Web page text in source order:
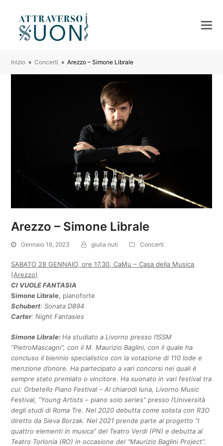
Inizio » Concerti » Arezzo – Simone Librale
Arezzo – Simone Librale
Gennaio 16, 2023 giulia nuti Concerti
SABATO 28 GENNAIO, ore 17.30, CaMu – Casa della Musica
(Arezzo)
CI VUOLE FANTASIA
Simone Librale, pianoforte
Schubert: Sonata D894
Carter: Night Fantasies
Simone Librale:Ha studiato a Livorno presso l’ISSM
“PietroMascagni”, con il M. Maurizio Baglini, con il quale ha
concluso il biennio specialistico con la votazione di 110 lode e
menzione d’onore.Ha partecipato a vari concorsi nei quali è
sempre stato premiato o vincitore. Ha suonato in vari festival tra
cui: Orbetello Piano Festival – Al chiarodi luna, Livorno Music
Festival, “Young Artists – piano solo series” presso l’Università
degli studi di Roma Tre.Nel 2020 debutta come solista con R3O
diretto da Sieva Borzak.Nel 2021 prende parte al progetto “I
quattro elementi in musica” del Teatro Verdi (PN) e debutta al
Teatro Torlonia (RO) in occasione del “Maurizio Baglini Project”.